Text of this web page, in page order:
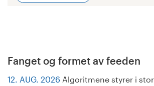
Fanget og formet av feeden
12. AUG. 2026 Algoritmene styrer i